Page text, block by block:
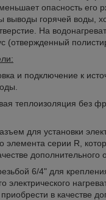
опасность его
выводы горячей воды,
На
(отвержденный
и подключение к
теплоизоляция без
для установки
элемента серии R,
дополнительного
6/4" для
электрического
в качестве